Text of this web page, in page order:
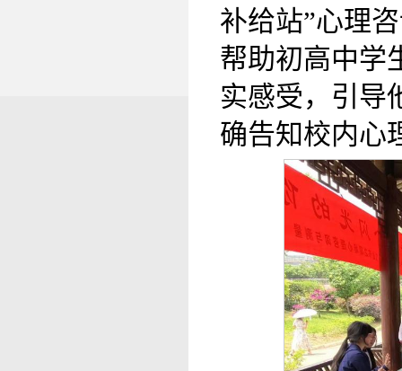
补给站”心理
帮助初高中学
实感受，引导
确告知校内心